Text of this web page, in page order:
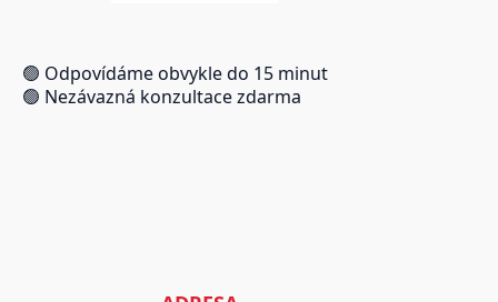
🟢 Odpovídáme obvykle do 15 minut
🟢 Nezávazná konzultace zdarma